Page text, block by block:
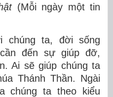
(Mỗi ngày một tin
chúng ta, đời sống
đến sự giúp đỡ,
Ai sẽ giúp chúng ta
Thánh Thần. Ngài
chúng ta theo kiểu